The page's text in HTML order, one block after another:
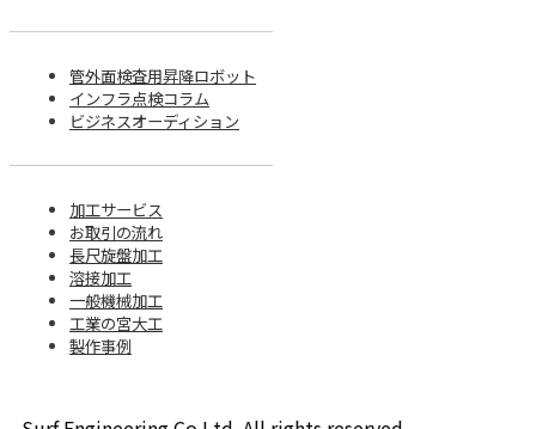
管外面検査用昇降ロボット
インフラ点検コラム
ビジネスオーディション
加工サービス
お取引の流れ
長尺旋盤加工
溶接加工
一般機械加工
工業の宮大工
製作事例